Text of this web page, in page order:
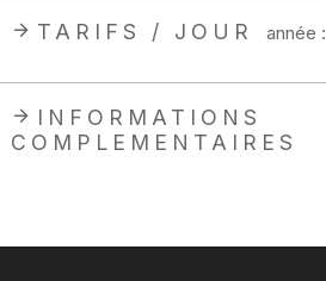
TARIFS / JOUR année :
INFORMATIONS
COMPLEMENTAIRES